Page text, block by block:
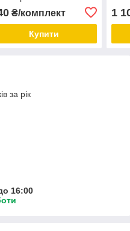
₴/комплект
Купити
1
за рік
16:00